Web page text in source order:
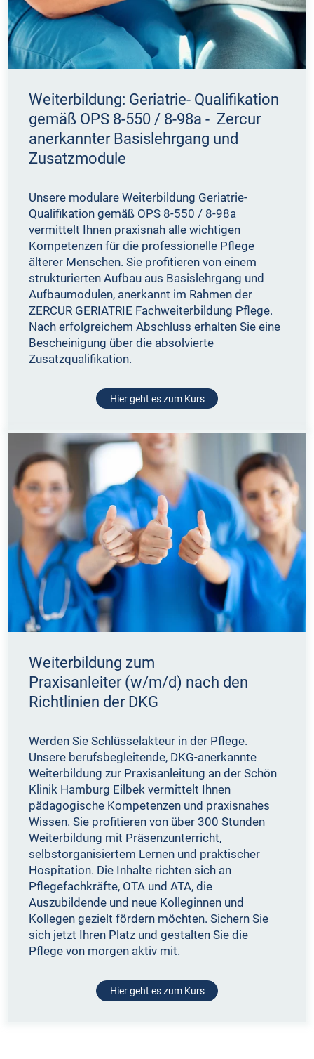
Weiterbildung: Geriatrie- Qualifikation
gemäß OPS 8-550 / 8-98a - Zercur
anerkannter Basislehrgang und
Zusatzmodule
Unsere modulare Weiterbildung Geriatrie-
Qualifikation gemäß OPS 8-550 / 8-98a
vermittelt Ihnen praxisnah alle wichtigen
Kompetenzen für die professionelle Pflege
älterer Menschen. Sie profitieren von einem
strukturierten Aufbau aus Basislehrgang und
Aufbaumodulen, anerkannt im Rahmen der
ZERCUR GERIATRIE Fachweiterbildung Pflege.
Nach erfolgreichem Abschluss erhalten Sie eine
Bescheinigung über die absolvierte
Zusatzqualifikation.
Hier geht es zum Kurs
Weiterbildung zum
Praxisanleiter (w/m/d) nach den
Richtlinien der DKG
Werden Sie Schlüsselakteur in der Pflege.
Unsere berufsbegleitende, DKG-anerkannte
Weiterbildung zur Praxisanleitung an der Schön
Klinik Hamburg Eilbek vermittelt Ihnen
pädagogische Kompetenzen und praxisnahes
Wissen. Sie profitieren von über 300 Stunden
Weiterbildung mit Präsenzunterricht,
selbstorganisiertem Lernen und praktischer
Hospitation. Die Inhalte richten sich an
Pflegefachkräfte, OTA und ATA, die
Auszubildende und neue Kolleginnen und
Kollegen gezielt fördern möchten. Sichern Sie
sich jetzt Ihren Platz und gestalten Sie die
Pflege von morgen aktiv mit.
Hier geht es zum Kurs